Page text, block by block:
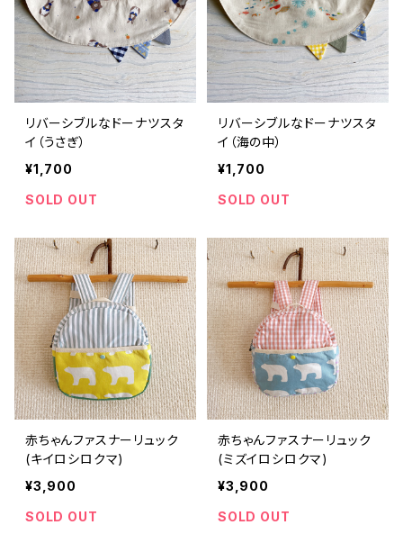
リバーシブルなドーナツスタ
イ（うさぎ）
¥1,700
SOLD OUT
リバーシブルなドーナツスタ
イ（海の中）
¥1,700
SOLD OUT
赤ちゃんファスナーリュック
(キイロシロクマ)
¥3,900
SOLD OUT
赤ちゃんファスナーリュック
(ミズイロシロクマ)
¥3,900
SOLD OUT